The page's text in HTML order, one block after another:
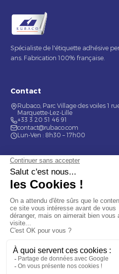
Spécialiste de l'étiquette adhésive
ans. Fabrication 100% française.
Contact
Rubaco, Parc Village des voiles 1
Marquette-Lez-Lille
+33 3 20 51 46 91
contact@rubaco.com
Lun-Ven : 8h30 – 17h00
Nos services
Étiquette alimentaire
Étiquette de bouteilles
Informations
Mentions légales
À propos
Nous contacter